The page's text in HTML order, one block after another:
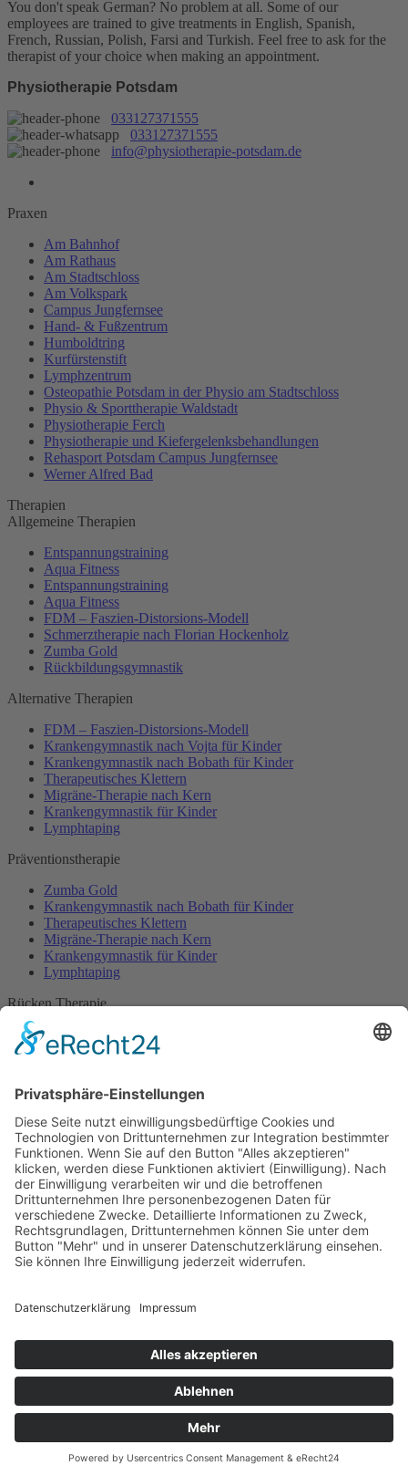
You don't speak German? No problem at all. Some of our
employees are trained to give treatments in English, Spanish,
French, Russian, Polish, Farsi and Turkish. Feel free to ask for the
therapist of your choice when making an appointment.
Physiotherapie Potsdam
033127371555
033127371555
info@physiotherapie-potsdam.de
Praxen
Am Bahnhof
Am Rathaus
Am Stadtschloss
Am Volkspark
Campus Jungfernsee
Hand- & Fußzentrum
Humboldtring
Kurfürstenstift
Lymphzentrum
Osteopathie Potsdam in der Physio am Stadtschloss
Physio & Sporttherapie Waldstadt
Physiotherapie Ferch
Physiotherapie und Kiefergelenksbehandlungen
Rehasport Potsdam Campus Jungfernsee
Werner Alfred Bad
Therapien
Allgemeine Therapien
Entspannungstraining
Aqua Fitness
Entspannungstraining
Aqua Fitness
FDM – Faszien-Distorsions-Modell
Schmerztherapie nach Florian Hockenholz
Zumba Gold
Rückbildungsgymnastik
Alternative Therapien
FDM – Faszien-Distorsions-Modell
Krankengymnastik nach Vojta für Kinder
Krankengymnastik nach Bobath für Kinder
Therapeutisches Klettern
Migräne-Therapie nach Kern
Krankengymnastik für Kinder
Lymphtaping
Präventionstherapie
Zumba Gold
Krankengymnastik nach Bobath für Kinder
Therapeutisches Klettern
Migräne-Therapie nach Kern
Krankengymnastik für Kinder
Lymphtaping
Rücken Therapie
Therapeutisches Klettern
Entspannungstraining
Zumba Gold
Rückbildungsgymnastik
Kinder Therapie
Krankengymnastik nach Vojta für Kinder
Krankengymnastik nach Bobath für Kinder
Krankengymnastik für Kinder
Therapeuten
Kontakt
Sponsoring
Gutscheine
Datenschutz
Alle auf dieser Webseite genannten Behandlungen & Methoden
stellen kein Heilversprechen dar.